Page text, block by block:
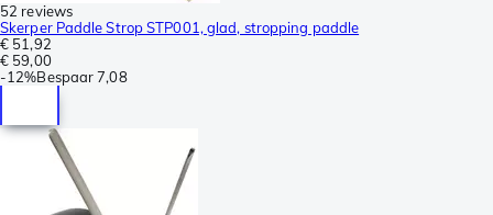
52 reviews
Skerper Paddle Strop STP001, glad, stropping paddle
€ 51,92
€ 59,00
-12%Bespaar 7,08